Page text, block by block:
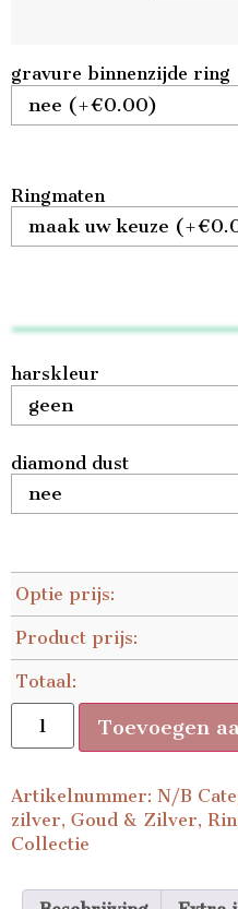
gravure binnenzijde ring
Ringmaten
harskleur
diamond dust
Optie prijs:
Product prijs:
Totaal:
Toevoegen
Artikelnummer: N/B
zilver, Goud & Zilver,
Collectie